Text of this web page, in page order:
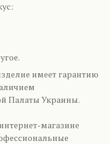
имеет гарантию
Палаты Украины.
магазине